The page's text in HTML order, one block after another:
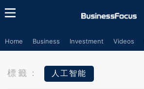
Home Business Investment Videos
標籤： 人工智能